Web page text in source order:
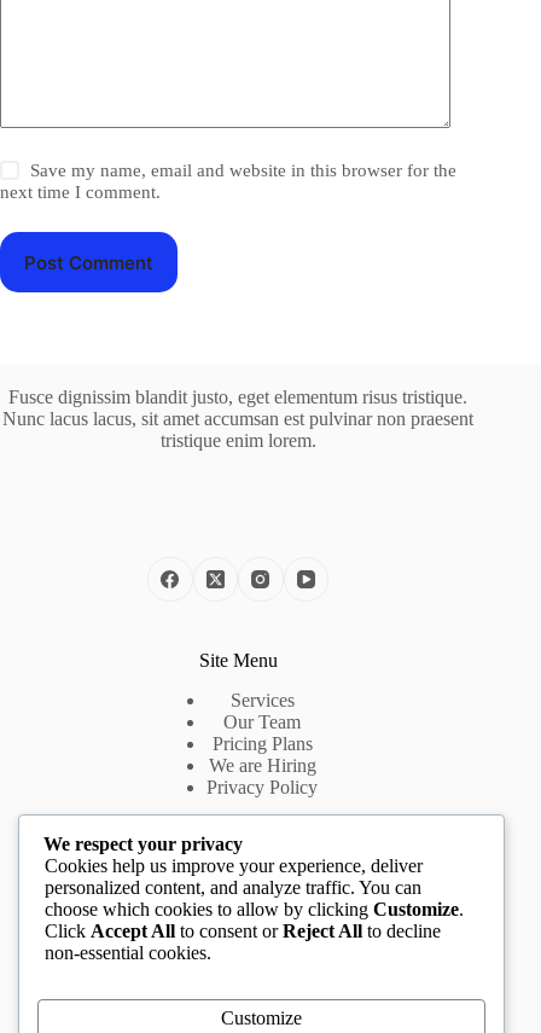
Save my name, email and website in this browser for the
next time I comment.
Post Comment
Fusce dignissim blandit justo, eget elementum risus tristique.
Nunc lacus lacus, sit amet accumsan est pulvinar non praesent
tristique enim lorem.
Site Menu
Services
Our Team
Pricing Plans
We are Hiring
Privacy Policy
Useful Links
Introduction
About Us
App Features
We respect your privacy
Cookies help us improve your experience, deliver
personalized content, and analyze traffic. You can
choose which cookies to allow by clicking Customize.
Click Accept All to consent orReject All to decline
non-essential cookies.
Customize